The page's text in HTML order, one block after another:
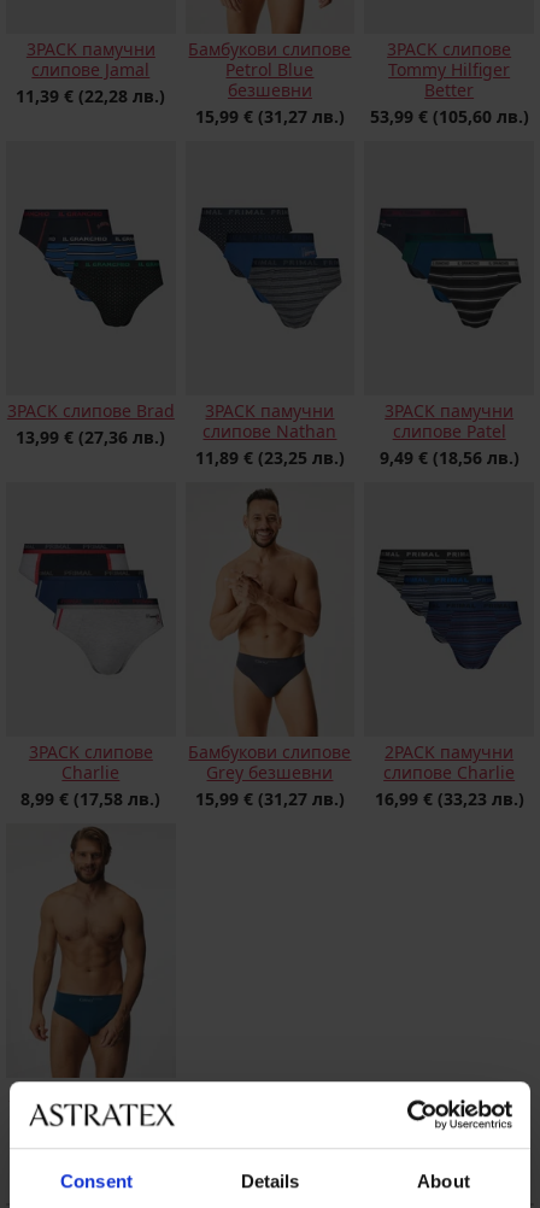
Consent Details About
3PACK памучни
слипове Jamal
11,39 € (22,28 лв.)
Бамбукови слипове
Petrol Blue
безшевни
15,99 € (31,27 лв.)
3PACK слипове
Tommy Hilfiger
Better
53,99 € (105,60 лв.)
3PACK слипове Brad
13,99 € (27,36 лв.)
3PACK памучни
слипове Nathan
11,89 € (23,25 лв.)
3PACK памучни
слипове Patel
9,49 € (18,56 лв.)
3PACK слипове
Charlie
8,99 € (17,58 лв.)
Бамбукови слипове
Grey безшевни
15,99 € (31,27 лв.)
2PACK памучни
слипове Charlie
16,99 € (33,23 лв.)
Бамбукови слипове
Petrol Blue II
безшеевни